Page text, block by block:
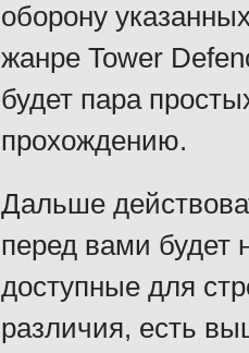
оборону
жанре Tower
будет пара
прохождению.
Дальше
перед вами будет
доступные для
различия, есть